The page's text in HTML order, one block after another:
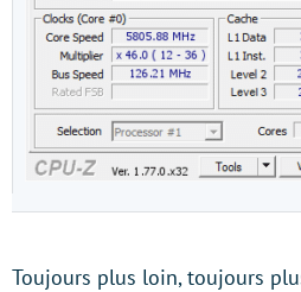
Toujours plus loin, toujours